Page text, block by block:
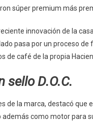
súper premium más
innovación de la
pasa por un proceso
de café de la propia
sello D.O.C.
de la marca, destacó
como motor para